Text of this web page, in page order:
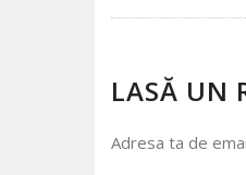
LASĂ UN
Adresa ta de